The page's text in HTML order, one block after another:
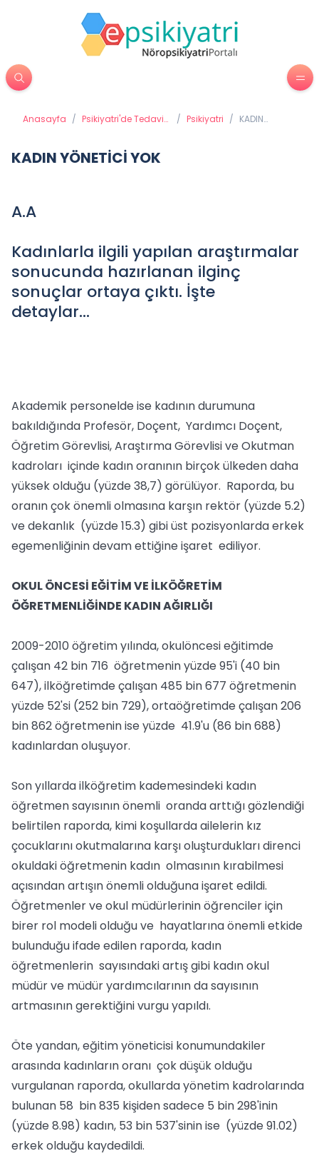
Anasayfa / Psikiyatri'de Tedavi
/ Psikiyatri / KADIN
KADIN YÖNETİCİ YOK
A.A
Kadınlarla ilgili yapılan araştırmalar
sonucunda hazırlanan ilginç
sonuçlar ortaya çıktı. İşte
detaylar...
Akademik personelde ise kadının durumuna
bakıldığında Profesör, Doçent, Yardımcı Doçent,
Öğretim Görevlisi, Araştırma Görevlisi ve Okutman
kadroları içinde kadın oranının birçok ülkeden daha
yüksek olduğu (yüzde 38,7) görülüyor. Raporda, bu
oranın çok önemli olmasına karşın rektör (yüzde 5.2)
ve dekanlık (yüzde 15.3) gibi üst pozisyonlarda erkek
egemenliğinin devam ettiğine işaret ediliyor.
OKUL ÖNCESİ EĞİTİM VE İLKÖĞRETİM
ÖĞRETMENLİĞİNDE KADIN AĞIRLIĞI
2009-2010 öğretim yılında, okulöncesi eğitimde
çalışan 42 bin 716 öğretmenin yüzde 95'i (40 bin
647), ilköğretimde çalışan 485 bin 677 öğretmenin
yüzde 52'si (252 bin 729), ortaöğretimde çalışan 206
bin 862 öğretmenin ise yüzde 41.9'u (86 bin 688)
kadınlardan oluşuyor.
Son yıllarda ilköğretim kademesindeki kadın
öğretmen sayısının önemli oranda arttığı gözlendiği
belirtilen raporda, kimi koşullarda ailelerin kız
çocuklarını okutmalarına karşı oluşturdukları direnci
okuldaki öğretmenin kadın olmasının kırabilmesi
açısından artışın önemli olduğuna işaret edildi.
Öğretmenler ve okul müdürlerinin öğrenciler için
birer rol modeli olduğu ve hayatlarına önemli etkide
bulunduğu ifade edilen raporda, kadın
öğretmenlerin sayısındaki artış gibi kadın okul
müdür ve müdür yardımcılarının da sayısının
artmasının gerektiğini vurgu yapıldı.
Öte yandan, eğitim yöneticisi konumundakiler
arasında kadınların oranı çok düşük olduğu
vurgulanan raporda, okullarda yönetim kadrolarında
bulunan 58 bin 835 kişiden sadece 5 bin 298'inin
(yüzde 8.98) kadın, 53 bin 537'sinin ise (yüzde 91.02)
erkek olduğu kaydedildi.